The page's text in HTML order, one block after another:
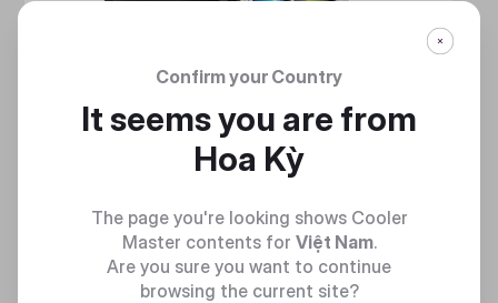
Confirm your Country
It seems you are from
Hoa Kỳ
The page you're looking shows Cooler
Master contents for Việt Nam.
Are you sure you want to continue
browsing the current site?